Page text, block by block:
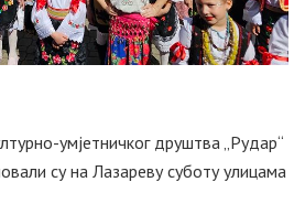
умјетничког друштва „Рудар“
су на Лазареву суботу улицама